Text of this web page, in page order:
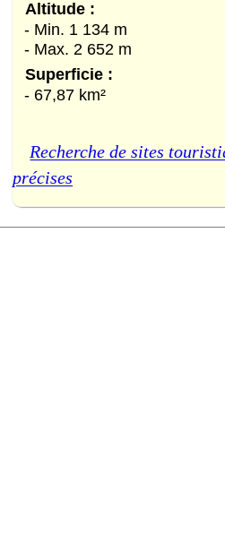
Altitude :
- Min. 1 134 m
- Max. 2 652 m
Superficie :
- 67,87 km²
Recherche de sites
précises